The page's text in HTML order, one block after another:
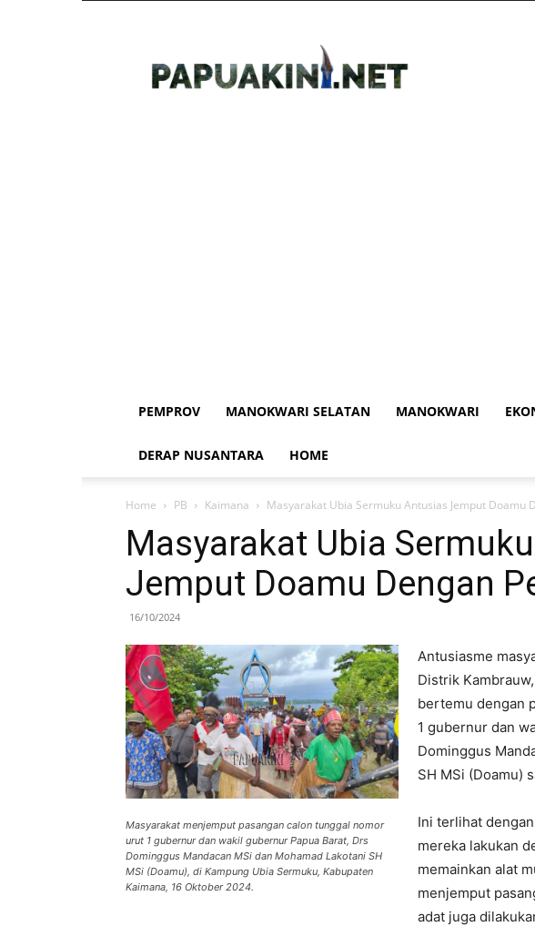
PEMPROV MANOKWARI SELATAN MANOKWARI
DERAP NUSANTARA HOME
Home PB Kaimana Masyarakat Ubia Sermuku Antusias Jemput Doamu
Masyarakat Ubia
Jemput Doamu Dengan
16/10/2024
Masyarakat menjemput pasangan calon tunggal nomor
urut 1 gubernur dan wakil gubernur Papua Barat, Drs
Dominggus Mandacan MSi dan Mohamad Lakotani SH
MSi (Doamu), di Kampung Ubia Sermuku, Kabupaten
Kaimana, 16 Oktober 2024.
Antusiasme
Distrik
bertemu dengan
1 gubernur dan
Dominggus
SH MSi (Doamu)
Ini terlihat
mereka lakukan
memainkan alat
menjemput
adat juga